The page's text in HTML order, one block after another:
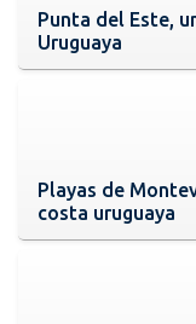
Punta del Este,
Uruguaya
Playas de
costa uruguaya